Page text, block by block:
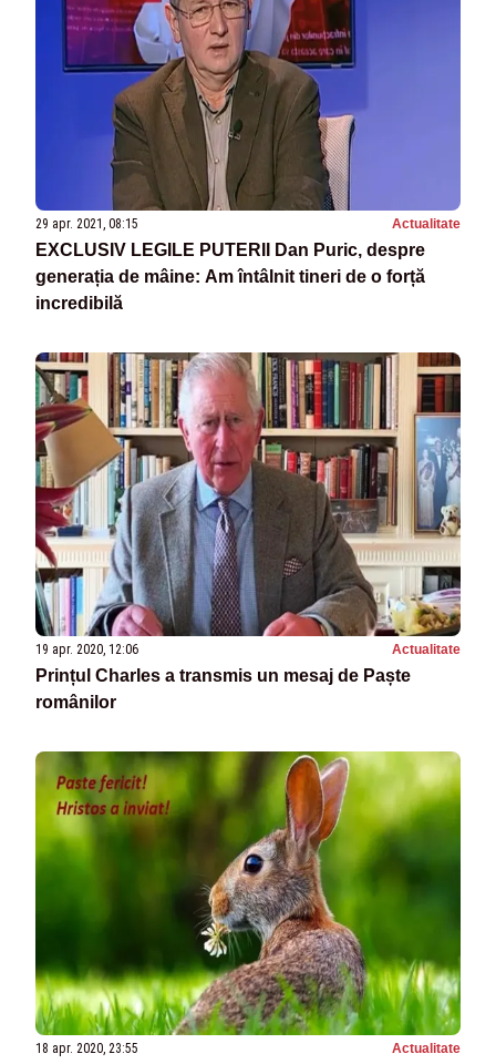
29 apr. 2021, 08:15 Actualitate
EXCLUSIV LEGILE PUTERII Dan Puric, despre
generația de mâine: Am întâlnit tineri de o forță
incredibilă
19 apr. 2020, 12:06 Actualitate
Prințul Charles a transmis un mesaj de Paște
românilor
18 apr. 2020, 23:55 Actualitate